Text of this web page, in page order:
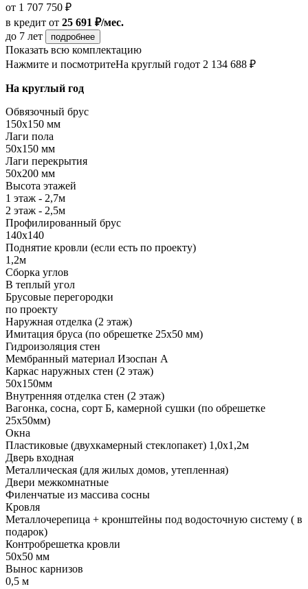
от 1 707 750 ₽
в кредит от 25 691 ₽/мес.
до 7 лет
подробнее
Показать всю комплектацию
Нажмите и посмотритеНа круглый годот 2 134 688 ₽
На круглый год
Обвязочный брус
150х150 мм
Лаги пола
50х150 мм
Лаги перекрытия
50х200 мм
Высота этажей
1 этаж - 2,7м
2 этаж - 2,5м
Профилированный брус
140х140
Поднятие кровли (если есть по проекту)
1,2м
Сборка углов
В теплый угол
Брусовые перегородки
по проекту
Наружная отделка (2 этаж)
Имитация бруса (по обрешетке 25х50 мм)
Гидроизоляция стен
Мембранный материал Изоспан А
Каркас наружных стен (2 этаж)
50х150мм
Внутренняя отделка стен (2 этаж)
Вагонка, сосна, сорт Б, камерной сушки (по обрешетке
25х50мм)
Окна
Пластиковые (двухкамерный стеклопакет) 1,0х1,2м
Дверь входная
Металлическая (для жилых домов, утепленная)
Двери межкомнатные
Филенчатые из массива сосны
Кровля
Металлочерепица + кронштейны под водосточную систему ( в
подарок)
Контробрешетка кровли
50х50 мм
Вынос карнизов
0,5 м